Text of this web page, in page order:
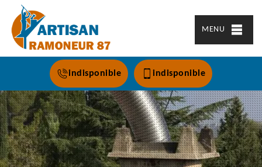
MENU
indisponible indisponible